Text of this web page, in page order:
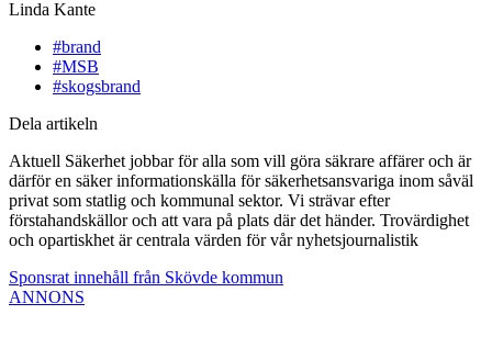
Linda Kante
#brand
#MSB
#skogsbrand
Dela artikeln
Aktuell Säkerhet jobbar för alla som vill göra säkrare affärer och är
därför en säker informationskälla för säkerhetsansvariga inom såväl
privat som statlig och kommunal sektor. Vi strävar efter
förstahandskällor och att vara på plats där det händer. Trovärdighet
och opartiskhet är centrala värden för vår nyhetsjournalistik
Sponsrat innehåll från Skövde kommun
ANNONS